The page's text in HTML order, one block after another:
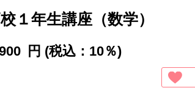
年生講座（数学）
円 (税込：10％)